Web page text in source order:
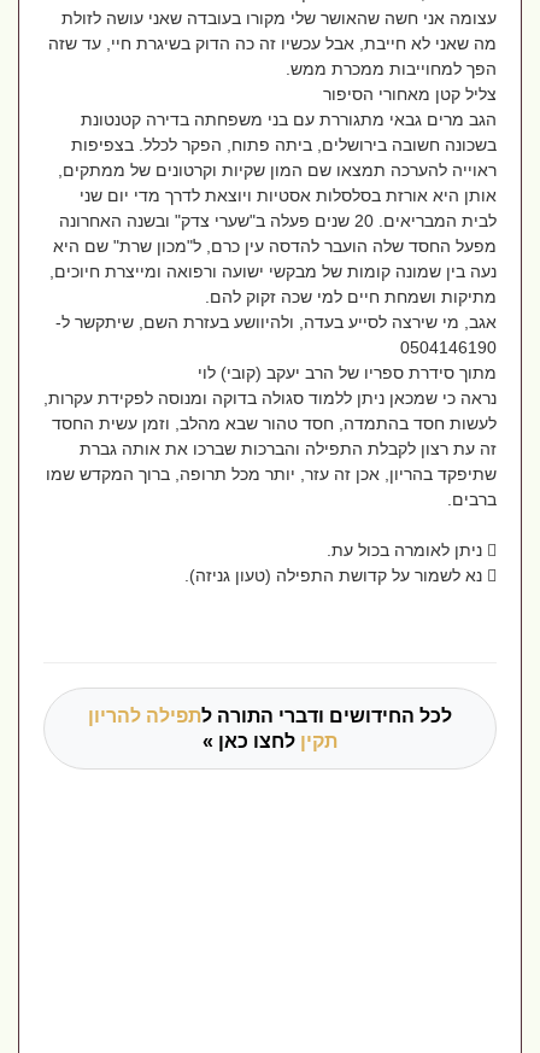
עצומה אני חשה שהאושר שלי מקורו בעובדה שאני עושה לזולת
מה שאני לא חייבת, אבל עכשיו זה כה הדוק בשיגרת חיי, עד שזה
הפך למחוייבות ממכרת ממש.
צליל קטן מאחורי הסיפור
הגב מרים גבאי מתגוררת עם בני משפחתה בדירה קטנטונת
בשכונה חשובה בירושלים, ביתה פתוח, הפקר לכלל. בצפיפות
ראוייה להערכה תמצאו שם המון שקיות וקרטונים של ממתקים,
אותן היא אורזת בסלסלות אסטיות ויוצאת לדרך מדי יום שני
לבית המבריאים. 20 שנים פעלה ב"שערי צדק" ובשנה האחרונה
מפעל החסד שלה הועבר להדסה עין כרם, ל"מכון שרת" שם היא
נעה בין שמונה קומות של מבקשי ישועה ורפואה ומייצרת חיוכים,
מתיקות ושמחת חיים למי שכה זקוק להם.
אגב, מי שירצה לסייע בעדה, ולהיוושע בעזרת השם, שיתקשר ל-
0504146190
מתוך סידרת ספריו של הרב יעקב (קובי) לוי
נראה כי שמכאן ניתן ללמוד סגולה בדוקה ומנוסה לפקידת עקרות,
לעשות חסד בהתמדה, חסד טהור שבא מהלב, וזמן עשית החסד
זה עת רצון לקבלת התפילה והברכות שברכו את אותה גברת
שתיפקד בהריון, אכן זה עזר, יותר מכל תרופה, ברוך המקדש שמו
ברבים.
לכל החידושים ודברי התורה לתפילה להריון
תקיןלחצו כאן »